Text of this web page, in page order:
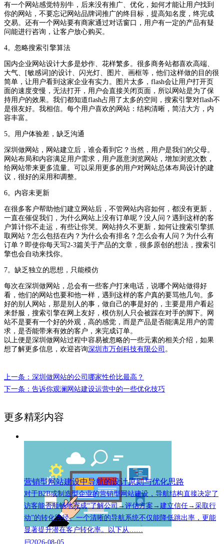
有一个网站感觉特别牛，后来没有推广、优化，如何才能让用户找到
你的网站，不要忘记网站品牌词推广的终目标，提高知名度，终完成
交易。还有一个网站要有商家通过对话窗口，用户有一定的产品有疑
问能进行咨询，让客户放心购买。
4。忽略搜索引擎算法
国内企业网站设计大多是炒作、花样繁多。很多商务站都喜欢高端、
大气、[敏感词]的设计、闪光灯、图片、画框等，他们这样做的目的很
简单，让用户看到这家企业有实力。图片太多，flash会让用户打开页
面的速度变慢，无法打开，用户会直接关闭页面，所以网站是为了保
持用户的效果。我们都知道flash占用了太多的空间，搜索引擎对flash不
是很友好。我相信。每个用户喜欢的网站：结构清晰，简洁大方，内
容丰富。
5。用户体验差，缺乏沟通
深圳做网站，网站建立后，谁会看到它？当然，用户是我们的父母。
网站布局和内容满足用户需求，用户愿意浏览网站，增加浏览次数，
给网站带来更多流量。可以采用更多的用户对网站总体布局设计的建
议，很好的采用和调整。
6。内容未更新
在很多客户帮助他们建立网站后，不管网站内容如何，都没有更新，
一直在催促我们，为什么网站上没有订单呢？没人问？遇到这样的客
户算计你不走运，有些让你哭。网站持久不更新，如何让搜索引擎抓
取网站？怎么包括在内？为什么会有排名？怎么会有人问？为什么有
订单？即使你每天写2-3篇关于产品的文章，很多原创的想法，搜索引
擎也会自动来找你。
7。缺乏独立的思想，只能模仿
每次在深圳做网站，总会有一些客户打来电话，说哪个网站做得好
看，他们的网站也要和他一样，遇到这样的客户真的要骂他几句。多
好的别人网站，那是别人的事，做自己的事是好的，主要是用户看起
来舒服，搜索引擎在网上友好，模仿别人只会被踩在对手的脚下。网
站不是要有一个好的外观，高的感觉，而是产品是否能满足用户的需
求，是否能带来有效的客户，来完成订单。
以上便是深圳做网站过程中容易被忽略的一些元素的相关介绍，如果
想了解更多信息，欢迎咨询深圳市万创科技有限公司 。
上一条：深圳做网站的公司哪家性价比最高？
下一条：告诉你观澜网站建设运营中的一些优化技巧
更多精彩内容
营销型网站建设中导航的设计原则与优化思路
对于B2B或制造型企业的营销型网站建设，导航结构直接决定了
访客能否顺畅地完成“了解公司→评估方案→建立信任→采取行
动”的转化路径。一个清晰的导航系统不仅能降低跳出率，更能
显著提升潜在客户转化率。以下从……
2026-08-05